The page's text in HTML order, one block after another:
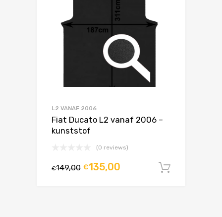
L2 VANAF 2006
Fiat Ducato L2 vanaf 2006 –
kunststof
(0 reviews)
€149,00 €135,00